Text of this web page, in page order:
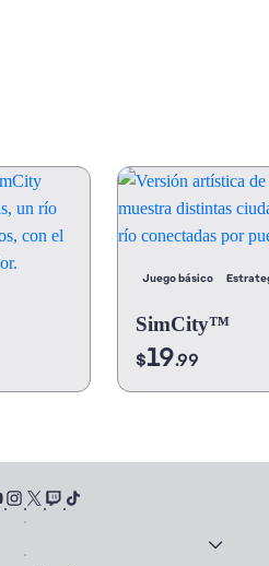
Juego básico
SimCity™
$19.99